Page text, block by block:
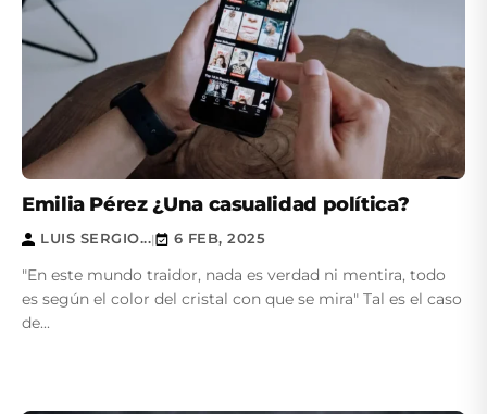
Emilia Pérez ¿Una casualidad política?
LUIS SERGIO...| 6 FEB, 2025
"En este mundo traidor, nada es verdad ni mentira, todo
es según el color del cristal con que se mira" Tal es el caso
de...